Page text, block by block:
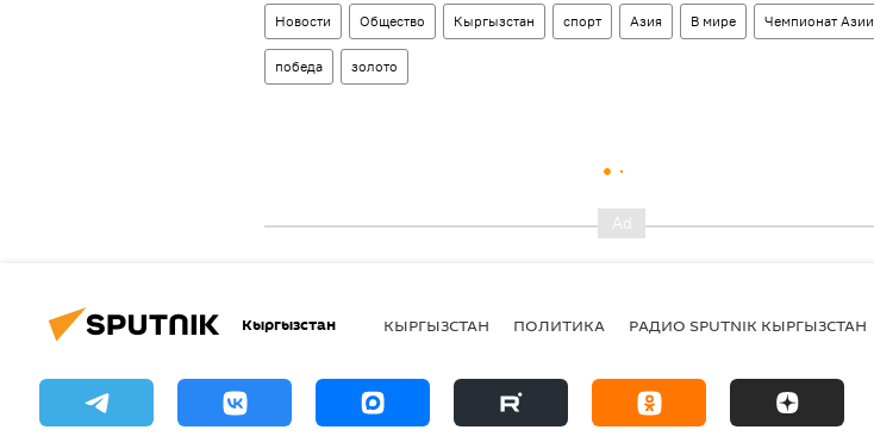
Новости Общество Кыргызстан спорт Азия В мире Чемпионат Азии
победа золото
Кыргызстан КЫРГЫЗСТАН ПОЛИТИКА РАДИО SPUTNIK КЫРГЫЗСТАН